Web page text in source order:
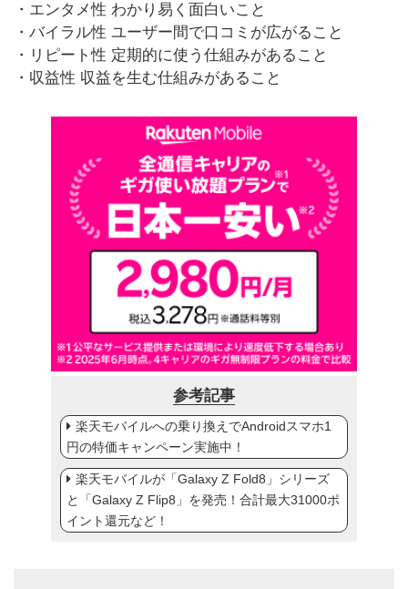
・エンタメ性 わかり易く面白いこと
・バイラル性 ユーザー間で口コミが広がること
・リピート性 定期的に使う仕組みがあること
・収益性 収益を生む仕組みがあること
参考記事
楽天モバイルへの乗り換えでAndroidスマホ1
円の特価キャンペーン実施中！
楽天モバイルが「Galaxy Z Fold8」シリーズ
と「Galaxy Z Flip8」を発売！合計最大31000ポ
イント還元など！